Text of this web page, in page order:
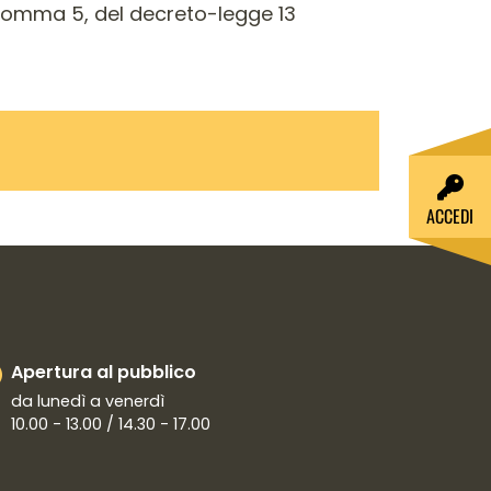
5, del decreto-legge 13
Apertura al pubblico
da lunedì a venerdì
10.00 - 13.00 / 14.30 - 17.00
ACCEDI